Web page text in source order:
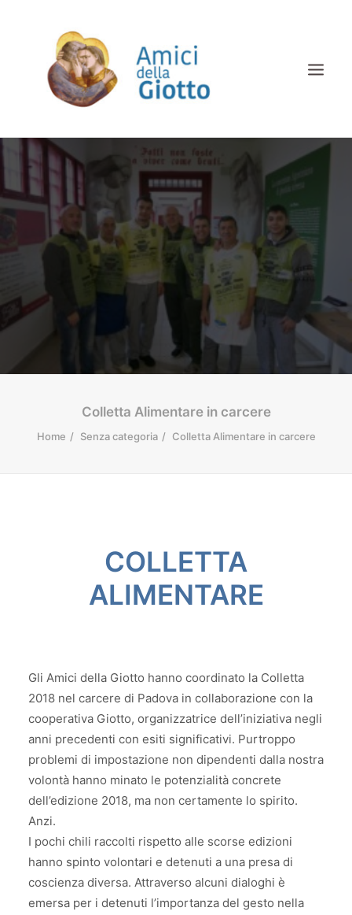
HOME
CHI SIAMO
COSA FACCIAMO
ALBUM
DOCUMENTI
Colletta Alimentare in carcere
Home Senza categoria Colletta Alimentare in carcere
COLLETTA
ALIMENTARE
Gli Amici della Giotto hanno coordinato la Colletta
2018 nel carcere di Padova in collaborazione con la
cooperativa Giotto, organizzatrice dell’iniziativa negli
anni precedenti con esiti significativi. Purtroppo
problemi di impostazione non dipendenti dalla nostra
volontà hanno minato le potenzialità concrete
dell’edizione 2018, ma non certamente lo spirito.
Anzi.
I pochi chili raccolti rispetto alle scorse edizioni
hanno spinto volontari e detenuti a una presa di
coscienza diversa. Attraverso alcuni dialoghi è
emersa per i detenuti l’importanza del gesto nella